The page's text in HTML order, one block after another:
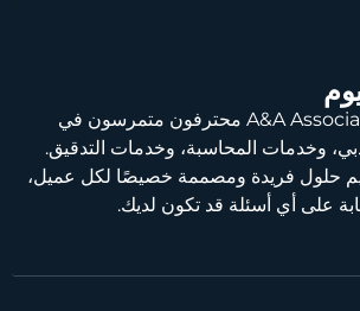
الخبراء في شركة A&A Associate محترفون متمرسون في
وخدمات المحاسبة، وخدمات التدقيق.
حلول فريدة ومصممة خصيصًا لكل عميل،
على أي أسئلة قد تكون لديك.